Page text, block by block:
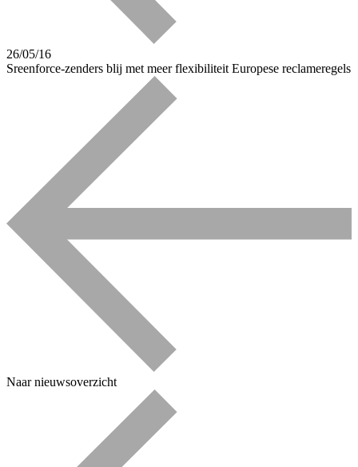
26/05/16
Sreenforce-zenders blij met meer flexibiliteit Europese reclameregels
Naar nieuwsoverzicht